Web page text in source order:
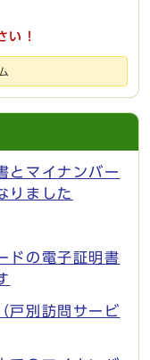
い！
とマイナンバー
りました
ドの電子証明書
戸別訪問サービ